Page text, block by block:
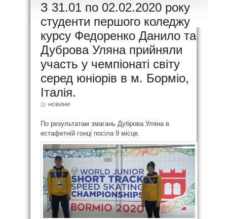
20
З 31.01 по 02.02.2020 року
студенти першого коледжу
курсу Федоренко Данило та
Дуброва Уляна прийняли
участь у чемпіонаті світу
серед юніорів в м. Борміо,
Італія.
НОВИНИ
По результатам змагань Дуброва Уляна в
естафетній гонці посіла 9 місце.